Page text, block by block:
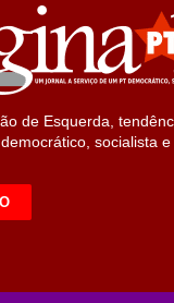
de Esquerda,
socialista e